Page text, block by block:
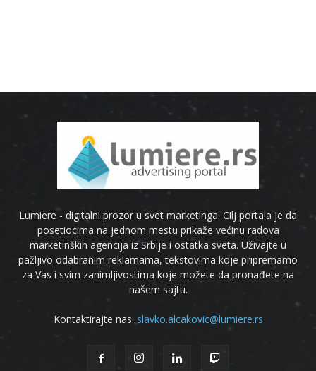
Lumiere - digitalni prozor u svet marketinga. Cilj portala je da
posetiocima na jednom mestu prikaže većinu radova
marketinških agencija iz Srbije i ostatka sveta. Uživajte u
pažljivo odabranim reklamama, tekstovima koje pripremamo
za Vas i svim zanimljivostima koje možete da pronađete na
našem sajtu.
Kontaktirajte nas: slavko.alcakovic@lumiere.rs